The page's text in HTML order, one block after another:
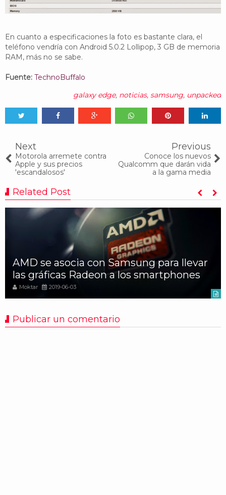
En cuanto a especificaciones la foto es bastante clara, el
teléfono vendría con Android 5.0.2 Lollipop, 3 GB de memoria
RAM, más no se sabe.
Fuente: TechnoBuffalo
galaxy edge, noticias, samsung, unpacked
Next
Motorola arremete contra
Apple y sus precios
'escandalosos'
Previous
Conoce los nuevos
Qualcomm que darán vida
a la gama media
Related Post
AMD se asocia con Samsung para llevar
las gráficas Radeon a los smartphones
Moktar 2019-06-03
Publicar un comentario